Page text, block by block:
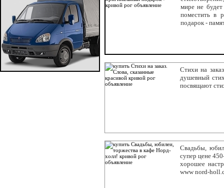
мире не будет
поместить в
подарок -
Стихи на
душевный
посвящают
Свадьбы,
супер цене
хорошее
www nord-